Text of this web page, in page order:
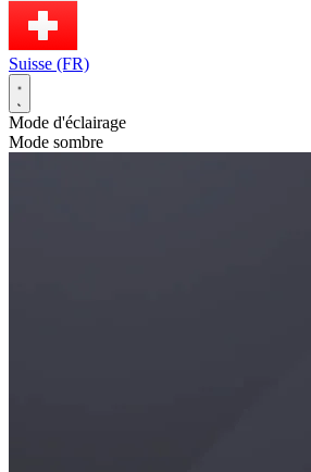
Suisse (FR)
Mode d'éclairage
Mode sombre